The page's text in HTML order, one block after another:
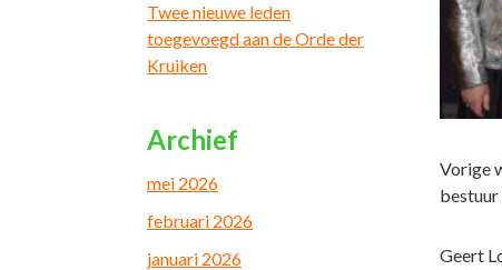
Twee nieuwe leden
toegevoegd aan de Orde der
Kruiken
Archief
mei 2026
februari 2026
januari 2026
Vorige
Geert